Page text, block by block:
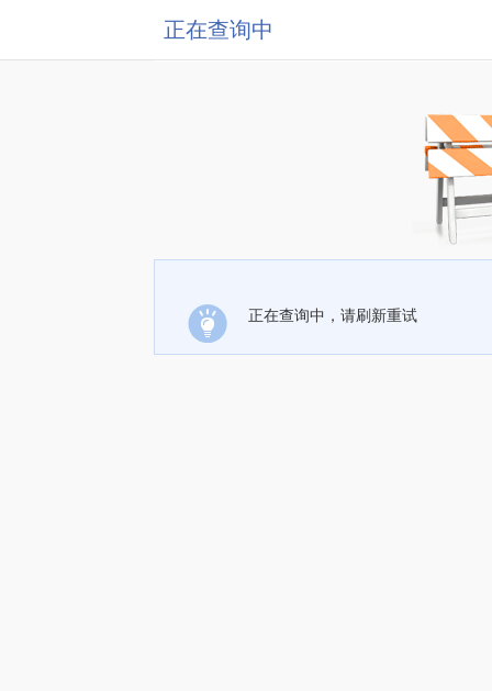
正在查询中
正在查询中，请刷新重试